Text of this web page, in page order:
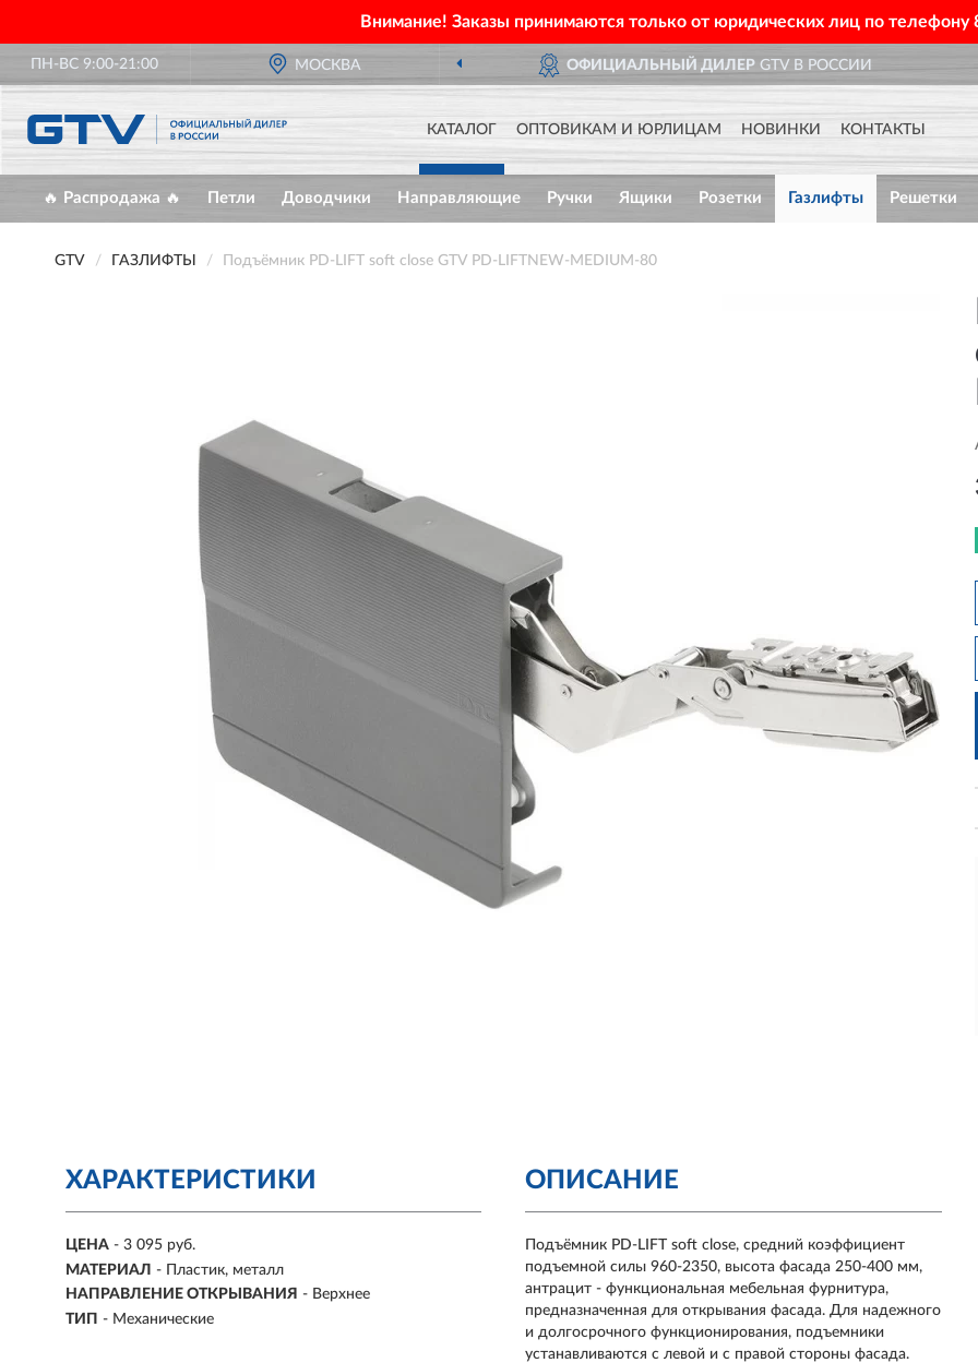
Внимание! Заказы принимаются только от юридических лиц по телефону
ПН-ВС 9:00-21:00 МОСКВА
ОФИЦИАЛЬНЫЙ ДИЛЕР GTV В РОССИИ
КАТАЛОГ ОПТОВИКАМ И ЮРЛИЦАМ НОВИНКИ КОНТАКТЫ
🔥 Распродажа 🔥 Петли Доводчики Направляющие Ручки Ящики Розетки Газлифты Решетки
GTV ГАЗЛИФТЫ Подъёмник PD-LIFT soft close GTV PD-LIFTNEW-MEDIUM-80
ХАРАКТЕРИСТИКИ
ЦЕНА - 3 095 руб.
МАТЕРИАЛ - Пластик, металл
НАПРАВЛЕНИЕ ОТКРЫВАНИЯ - Верхнее
ТИП - Механические
ОПИСАНИЕ
Подъёмник PD-LIFT soft close, средний коэффициент
подъемной силы 960-2350, высота фасада 250-400 мм,
антрацит - функциональная мебельная фурнитура,
предназначенная для открывания фасада. Для надежного
и долгосрочного функционирования, подъемники
устанавливаются с левой и с правой стороны фасада.